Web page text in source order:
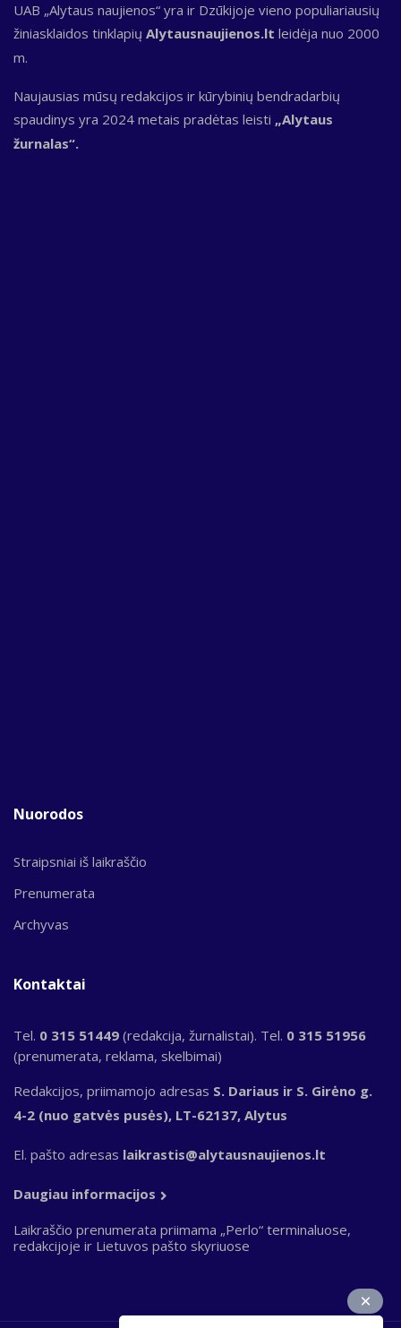
UAB „Alytaus naujienos“ yra ir Dzūkijoje vieno populiariausių
žiniasklaidos tinklapių Alytausnaujienos.lt leidėja nuo 2000
m.
Naujausias mūsų redakcijos ir kūrybinių bendradarbių
spaudinys yra 2024 metais pradėtas leisti „Alytaus
žurnalas“.
Nuorodos
Straipsniai iš laikraščio
Prenumerata
Archyvas
Kontaktai
Tel. 0 315 51449 (redakcija, žurnalistai). Tel. 0 315 51956
(prenumerata, reklama, skelbimai)
Redakcijos, priimamojo adresas S. Dariaus ir S. Girėno g.
4-2 (nuo gatvės pusės), LT-62137, Alytus
El. pašto adresas laikrastis@alytausnaujienos.lt
Daugiau informacijos
Laikraščio prenumerata priimama „Perlo“ terminaluose,
redakcijoje ir Lietuvos pašto skyriuose